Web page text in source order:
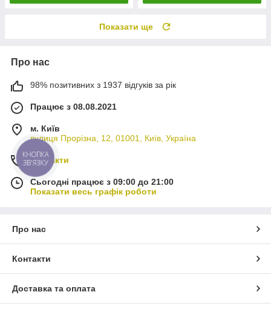
Показати ще
Про нас
98% позитивних з 1937 відгуків за рік
Працює з 08.08.2021
м. Київ
вулиця Прорізна, 12, 01001, Київ, Україна
Контакти
Сьогодні працює з 09:00 до 21:00
Показати весь графік роботи
Про нас
Контакти
Доставка та оплата
КНОПКА
ЗВ'ЯЗКУ